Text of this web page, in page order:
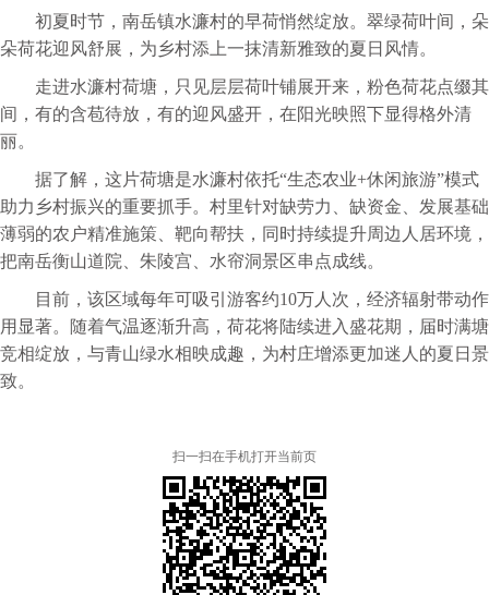
初夏时节，南岳镇水濂村的早荷悄然绽放。翠绿荷叶间，朵
朵荷花迎风舒展，为乡村添上一抹清新雅致的夏日风情。
走进水濂村荷塘，只见层层荷叶铺展开来，粉色荷花点缀其
间，有的含苞待放，有的迎风盛开，在阳光映照下显得格外清
丽。
据了解，这片荷塘是水濂村依托“生态农业+休闲旅游”模式
助力乡村振兴的重要抓手。村里针对缺劳力、缺资金、发展基础
薄弱的农户精准施策、靶向帮扶，同时持续提升周边人居环境，
把南岳衡山道院、朱陵宫、水帘洞景区串点成线。
目前，该区域每年可吸引游客约10万人次，经济辐射带动作
用显著。随着气温逐渐升高，荷花将陆续进入盛花期，届时满塘
竞相绽放，与青山绿水相映成趣，为村庄增添更加迷人的夏日景
致。
扫一扫在手机打开当前页